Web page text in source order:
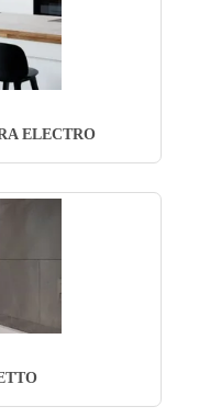
ELECTRO